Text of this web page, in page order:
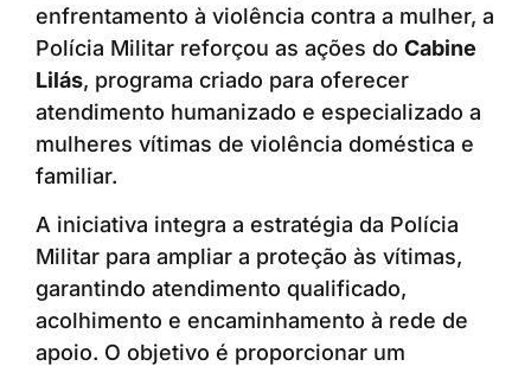
enfrentamento à violência contra a mulher, a
Polícia Militar reforçou as ações do Cabine
Lilás, programa criado para oferecer
atendimento humanizado e especializado a
mulheres vítimas de violência doméstica e
familiar.
A iniciativa integra a estratégia da Polícia
Militar para ampliar a proteção às vítimas,
garantindo atendimento qualificado,
acolhimento e encaminhamento à rede de
apoio. O objetivo é proporcionar um